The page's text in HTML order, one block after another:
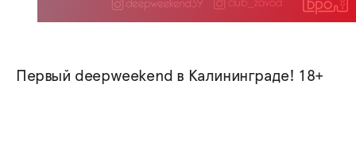
Первый deepweekend в Калининграде! 18+